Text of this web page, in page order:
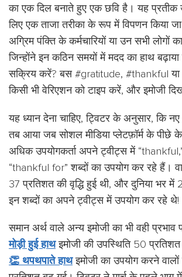
का एक दिल बनाते हुए एक छवि है। यह प्रतीक
लिए एक ताजा तरीका के रूप में विपणन किया जा
अग्रिम पंक्ति के कर्मचारियों या उन सभी लोगों
जिन्होंने इन कठिन समयों में मदद का हाथ
सक्रिय करें? बस #gratitude, #thankful
किसी भी वेरिएशन को टाइप करें, और इमोजी
यह ध्यान देना चाहिए, ट्विटर के अनुसार, कि नए
तब आया जब सोशल मीडिया प्लेटफ़ॉर्म के पीछे
अधिक उपयोगकर्ता अपने ट्वीट्स में
“thankful for” शब्दों का उपयोग कर रहे हैं।
37 प्रतिशत की वृद्धि हुई थी, और दुनिया भर में
इन शब्दों का अपने ट्वीट्स में उपयोग कर रहे थे!
समान अर्थ वाले अन्य इमोजी का भी वही
मोड़ी हुई हाथइमोजी की उपस्थिति 50
👏 थपथपाते हाथइमोजी का उपयोग करने